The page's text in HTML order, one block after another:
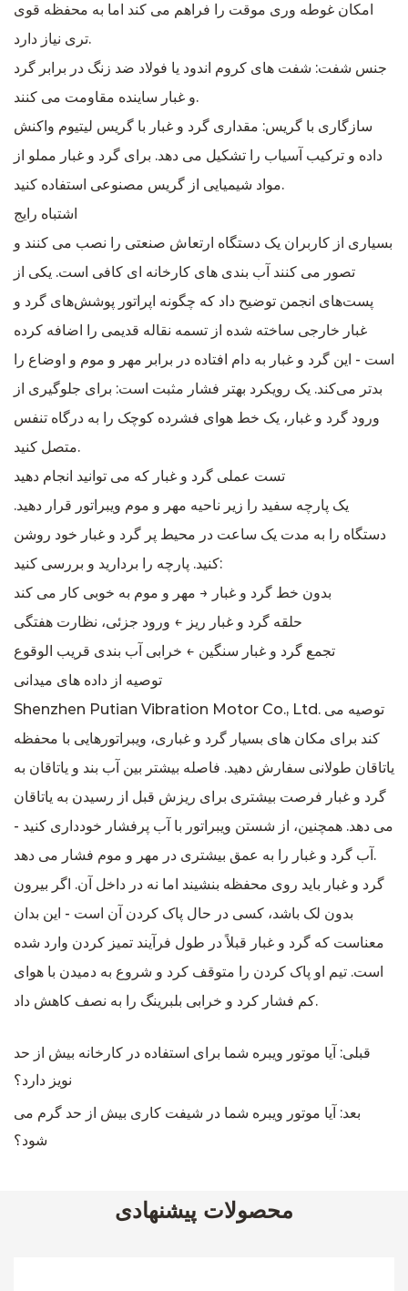
امکان غوطه وری موقت را فراهم می کند اما به محفظه قوی
تری نیاز دارد.
جنس شفت: شفت های کروم اندود یا فولاد ضد زنگ در برابر گرد
و غبار ساینده مقاومت می کنند.
سازگاری با گریس: مقداری گرد و غبار با گریس لیتیوم واکنش
داده و ترکیب آسیاب را تشکیل می دهد. برای گرد و غبار مملو از
مواد شیمیایی از گریس مصنوعی استفاده کنید.
اشتباه رایج
بسیاری از کاربران یک دستگاه ارتعاش صنعتی را نصب می کنند و
تصور می کنند آب بندی های کارخانه ای کافی است. یکی از
پست‌های انجمن توضیح داد که چگونه اپراتور پوشش‌های گرد و
غبار خارجی ساخته شده از تسمه نقاله قدیمی را اضافه کرده
است - این گرد و غبار به دام افتاده در برابر مهر و موم و اوضاع را
بدتر می‌کند. یک رویکرد بهتر فشار مثبت است: برای جلوگیری از
ورود گرد و غبار، یک خط هوای فشرده کوچک را به درگاه تنفس
متصل کنید.
تست عملی گرد و غبار که می توانید انجام دهید
یک پارچه سفید را زیر ناحیه مهر و موم ویبراتور قرار دهید.
دستگاه را به مدت یک ساعت در محیط پر گرد و غبار خود روشن
کنید. پارچه را بردارید و بررسی کنید:
بدون خط گرد و غبار → مهر و موم به خوبی کار می کند
حلقه گرد و غبار ریز ← ورود جزئی، نظارت هفتگی
تجمع گرد و غبار سنگین ← خرابی آب بندی قریب الوقوع
توصیه از داده های میدانی
Shenzhen Putian Vibration Motor Co., Ltd. توصیه می
کند برای مکان های بسیار گرد و غباری، ویبراتورهایی با محفظه
یاتاقان طولانی سفارش دهید. فاصله بیشتر بین آب بند و یاتاقان به
گرد و غبار فرصت بیشتری برای ریزش قبل از رسیدن به یاتاقان
می دهد. همچنین، از شستن ویبراتور با آب پرفشار خودداری کنید -
آب گرد و غبار را به عمق بیشتری در مهر و موم فشار می دهد.
گرد و غبار باید روی محفظه بنشیند اما نه در داخل آن. اگر بیرون
بدون لک باشد، کسی در حال پاک کردن آن است - این بدان
معناست که گرد و غبار قبلاً در طول فرآیند تمیز کردن وارد شده
است. تیم او پاک کردن را متوقف کرد و شروع به دمیدن با هوای
کم فشار کرد و خرابی بلبرینگ را به نصف کاهش داد.
قبلی: آیا موتور ویبره شما برای استفاده در کارخانه بیش از حد
نویز دارد؟
بعد: آیا موتور ویبره شما در شیفت کاری بیش از حد گرم می
شود؟
محصولات پیشنهادی